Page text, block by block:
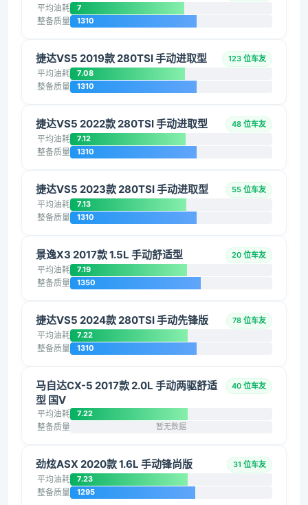
平均油耗 7
整备质量 1310
捷达VS5 2019款 280TSI 手动进取型 123 位车友
平均油耗 7.08
整备质量 1310
捷达VS5 2022款 280TSI 手动进取型 48 位车友
平均油耗 7.12
整备质量 1310
捷达VS5 2023款 280TSI 手动进取型 55 位车友
平均油耗 7.13
整备质量 1310
景逸X3 2017款 1.5L 手动舒适型 20 位车友
平均油耗 7.19
整备质量 1350
捷达VS5 2024款 280TSI 手动先锋版 78 位车友
平均油耗 7.22
整备质量 1310
马自达CX-5 2017款 2.0L 手动两驱舒适
型 国V
40 位车友
平均油耗 7.22
整备质量 暂无数据
劲炫ASX 2020款 1.6L 手动锋尚版 31 位车友
平均油耗 7.23
整备质量 1295